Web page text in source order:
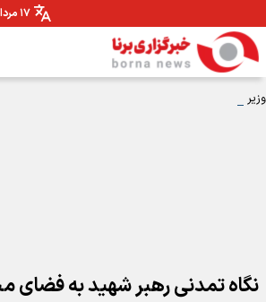
۱۷ مرداد ۱۴۰۵
وزیر ارتباطات: رهبر شهید توجهی عمیق به فضای مجازی و
نگاه تمدنی رهبر شهید به فضای